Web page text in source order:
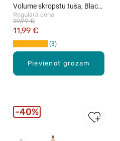
Pievienot grozam
Volume skropstu tuša, Black,
8ml
Regulārā cena
11,99 €
19,99 €
3
40%